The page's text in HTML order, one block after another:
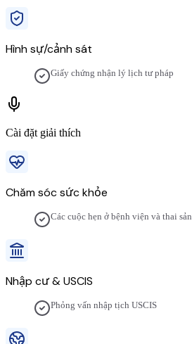
Hình sự/cảnh sát
Giấy chứng nhận lý lịch tư pháp
Cài đặt giải thích
Chăm sóc sức khỏe
Các cuộc hẹn ở bệnh viện và thai sản
Nhập cư & USCIS
Phỏng vấn nhập tịch USCIS